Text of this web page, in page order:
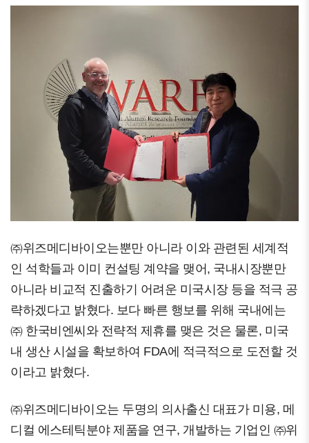
㈜위즈메디바이오는뿐만 아니라 이와 관련된 세계적
인 석학들과 이미 컨설팅 계약을 맺어, 국내시장뿐만
아니라 비교적 진출하기 어려운 미국시장 등을 적극 공
략하겠다고 밝혔다. 보다 빠른 행보를 위해 국내에는
㈜ 한국비엔씨와 전략적 제휴를 맺은 것은 물론, 미국
내 생산 시설을 확보하여 FDA에 적극적으로 도전할 것
이라고 밝혔다.
㈜위즈메디바이오는 두명의 의사출신 대표가 미용, 메
디컬 에스테틱분야 제품을 연구, 개발하는 기업인 ㈜위